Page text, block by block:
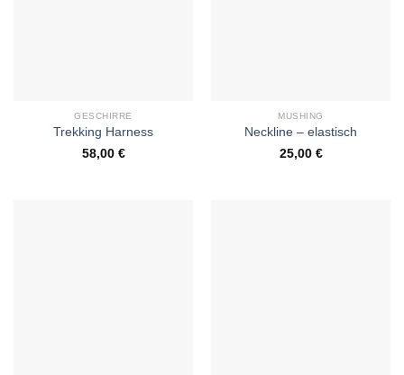
GESCHIRRE
Trekking Harness
58,00 €
MUSHING
Neckline – elastisch
25,00 €